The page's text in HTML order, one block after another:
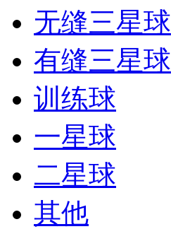
无缝三星球
有缝三星球
训练球
一星球
二星球
其他